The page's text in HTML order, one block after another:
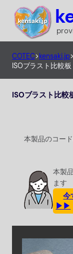
COTEC>kensaki.jp>
ISOブラスト比較
ISOブラスト比較
本製品のコー
本製
ます
今
▶▶